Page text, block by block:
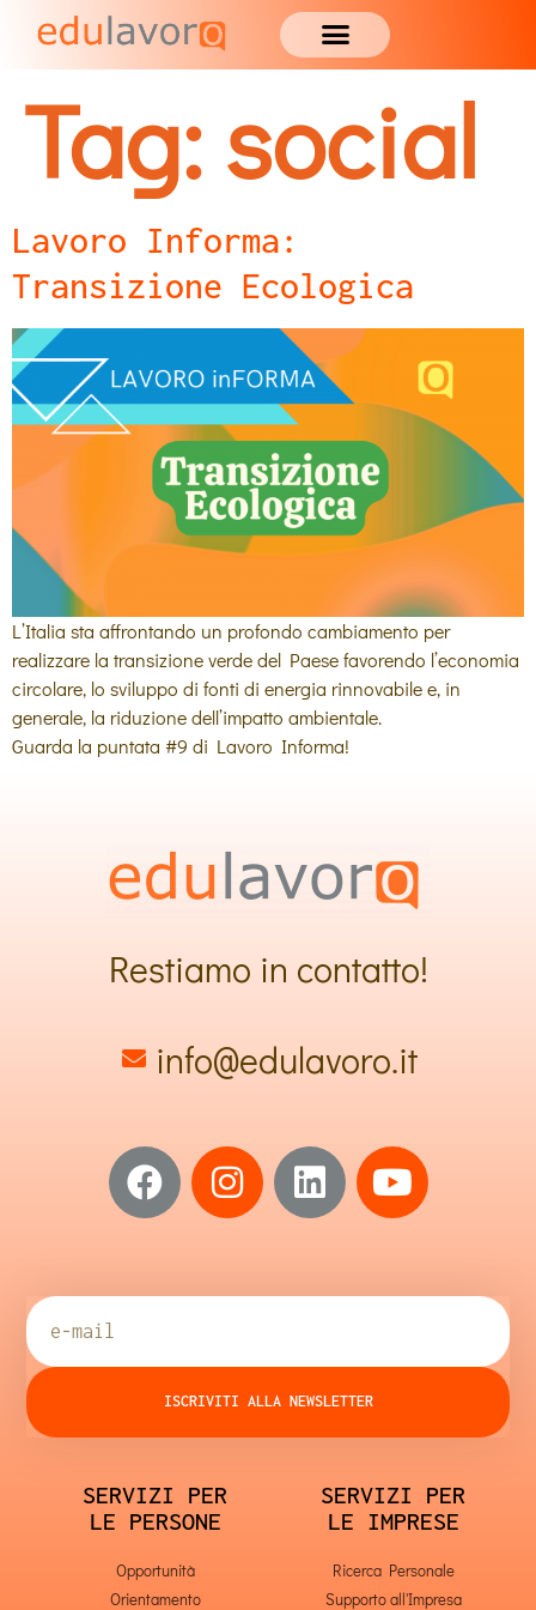
Tag:social
Lavoro Informa:
Transizione Ecologica
L’Italia sta affrontando un profondo cambiamento per
realizzare la transizione verde del Paese favorendo l’economia
circolare, lo sviluppo di fonti di energia rinnovabile e, in
generale, la riduzione dell’impatto ambientale.
Guarda la puntata #9 di Lavoro Informa!
Restiamo in contatto!
info@edulavoro.it
ISCRIVITI ALLA NEWSLETTER
SERVIZI PER
LE PERSONE
Opportunità
Orientamento
SERVIZI PER
LE IMPRESE
Ricerca Personale
Supporto all'Impresa